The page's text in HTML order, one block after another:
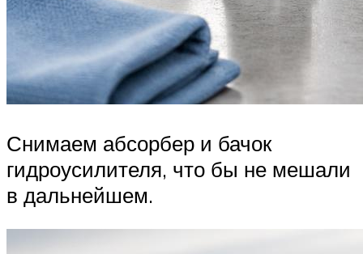
Снимаем абсорбер и бачок
гидроусилителя, что бы не мешали
в дальнейшем.